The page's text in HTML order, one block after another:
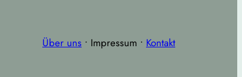
Über uns • Impressum • Kontakt